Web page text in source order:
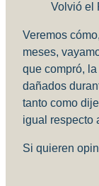
Volvió el
Veremos
meses,
que compró,
dañados
tanto como
igual respecto
Si quieren